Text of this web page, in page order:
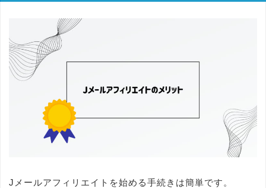
Jメールアフィリエイトを始める手続きは簡単です。